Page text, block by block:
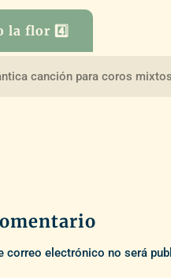
la flor 4️⃣
canción para coros
correo electrónico no será